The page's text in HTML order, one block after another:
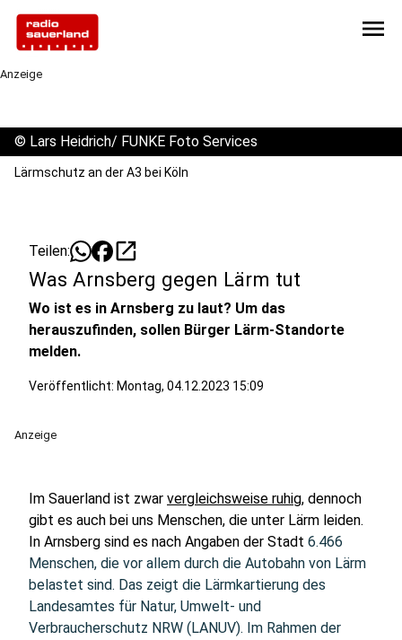
menu
Anzeige
© Lars Heidrich/ FUNKE Foto Services
Lärmschutz an der A3 bei Köln
Teilen: open_in_new
Was Arnsberg gegen Lärm tut
Wo ist es in Arnsberg zu laut? Um das
herauszufinden, sollen Bürger Lärm-Standorte
melden.
Veröffentlicht: Montag, 04.12.2023 15:09
Anzeige
Im Sauerland ist zwar vergleichsweise ruhig, dennoch
gibt es auch bei uns Menschen, die unter Lärm leiden.
In Arnsberg sind es nach Angaben der Stadt 6.466
Menschen, die vor allem durch die Autobahn von Lärm
belastet sind. Das zeigt die Lärmkartierung des
Landesamtes für Natur, Umwelt- und
Verbraucherschutz NRW (LANUV). Im Rahmen der